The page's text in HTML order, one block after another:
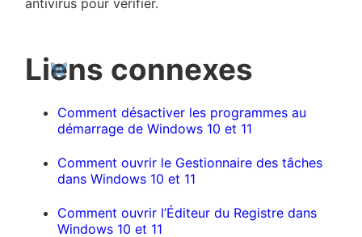
Liens connexes
Comment désactiver les programmes au
démarrage de Windows 10 et 11
Comment ouvrir le Gestionnaire des tâches
dans Windows 10 et 11
Comment ouvrir l’Éditeur du Registre dans
Windows 10 et 11